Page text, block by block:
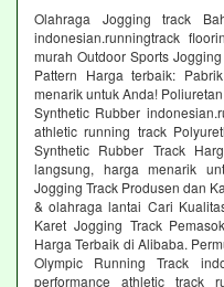
Olahraga Jogging track
indonesian.runningtrack
murah Outdoor Sports
Pattern Harga terbaik:
menarik untuk Anda!
Synthetic Rubber
athletic running track
Synthetic Rubber Track
langsung, harga menarik
Jogging Track Produsen dan
& olahraga lantai Cari
Karet Jogging Track
Harga Terbaik di Alibaba.
Olympic Running Track
performance athletic track